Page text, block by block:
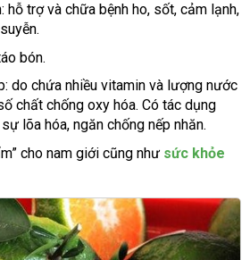
hỗ trợ và chữa bệnh ho, sốt, cảm lạnh,
bón.
do chứa nhiều vitamin và lượng nước
chất chống oxy hóa. Có tác dụng
lõa hóa, ngăn chống nếp nhăn.
cho nam giới cũng như sức khỏe